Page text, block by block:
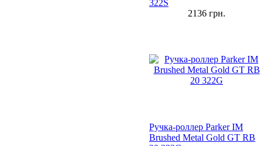
322S
2136 грн.
Ручка-роллер Parker IM
Brushed Metal Gold GT RB